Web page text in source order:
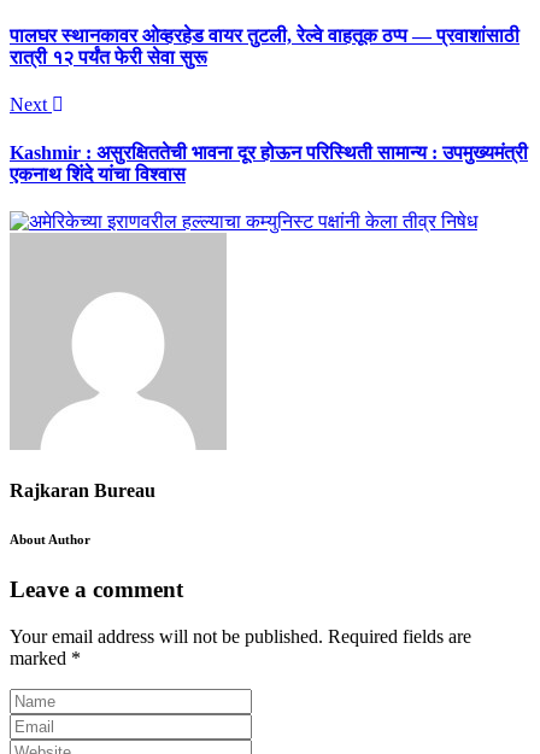
पालघर स्थानकावर ओव्हरहेड वायर तुटली, रेल्वे वाहतूक ठप्प — प्रवाशांसाठी
रात्री १२ पर्यंत फेरी सेवा सुरू
Next
Kashmir : असुरक्षिततेची भावना दूर होऊन परिस्थिती सामान्य : उपमुख्यमंत्री
एकनाथ शिंदे यांचा विश्वास
Rajkaran Bureau
About Author
Leave a comment
Your email address will not be published. Required fields are
marked *